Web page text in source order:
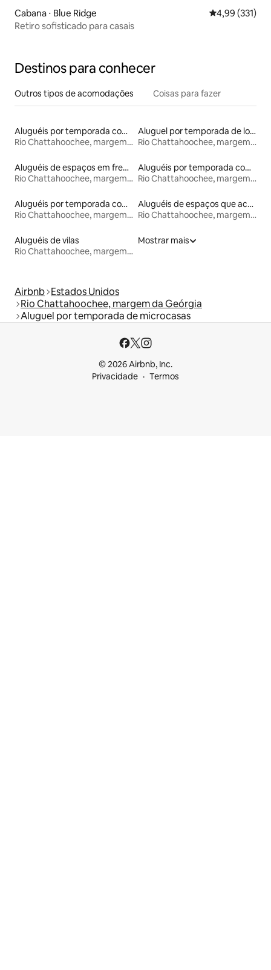
Cabana ⋅ Blue Ridge 4,99 de uma
4,99 (331)
Retiro sofisticado para casais
Destinos para conhecer
Outros tipos de acomodações Coisas para fazer
Aluguéis por temporada com cama de altura acessível
Rio Chattahoochee, margem da Geórgia
Aluguel por temporada de lofts
Rio Chattahoochee, margem da Geórgia
Aluguéis de espaços em frente à praia
Rio Chattahoochee, margem da Geórgia
Aluguéis por temporada com banheira de hidromassagem
Rio Chattahoochee, margem da Geórgia
Aluguéis por temporada com café da manhã
Rio Chattahoochee, margem da Geórgia
Aluguéis de espaços que aceitam animais de estimação
Rio Chattahoochee, margem da Geórgia
Aluguéis de vilas
Rio Chattahoochee, margem da Geórgia
Mostrar mais
Airbnb Estados Unidos
Rio Chattahoochee, margem da Geórgia
Aluguel por temporada de microcasas
© 2026 Airbnb, Inc.
Privacidade
Termos